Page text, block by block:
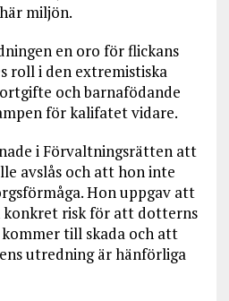
miljön.
en oro för flickans
roll i den extremistiska
och barnafödande
för kalifatet vidare.
i Förvaltningsrätten att
avslås och att hon inte
Hon uppgav att
konkret risk för att dotterns
till skada och att
utredning är hänförliga